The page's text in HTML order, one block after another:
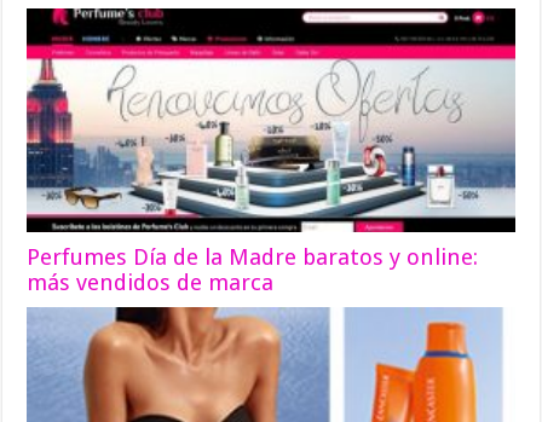
Perfumes Día de la Madre baratos y online:
más vendidos de marca